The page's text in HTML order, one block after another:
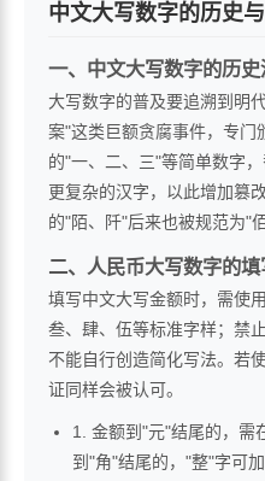
中文大写数字的历史
一、中文大写数字的历史
大写数字的普及要追溯到明
案"这类巨额贪腐事件，专门
的"一、二、三"等简单数字
更复杂的汉字，以此增加篡
的"陌、阡"后来也被规范为"
二、人民币大写数字的
填写中文大写金额时，需使
叁、肆、伍等标准字样；禁
不能自行创造简化写法。若
证同样会被认可。
1. 金额到"元"结尾的，需
到"角"结尾的，"整"字可